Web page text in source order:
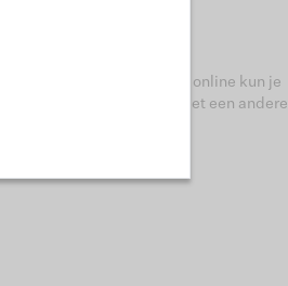
in onze webshop. Let op: online kun je
je eenvoudig voldoen met een andere